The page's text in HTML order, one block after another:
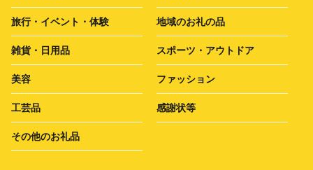
旅行・イベント・体験 地域のお礼の品
雑貨・日用品 スポーツ・アウトドア
美容 ファッション
工芸品 感謝状等
その他のお礼品